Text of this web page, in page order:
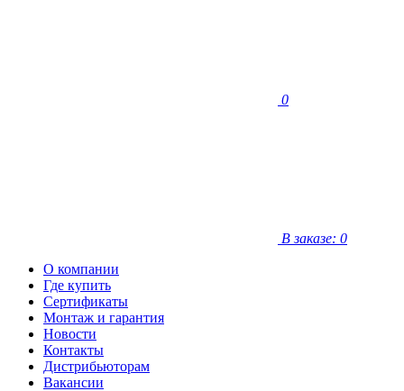
0
В заказе: 0
О компании
Где купить
Сертификаты
Монтаж и гарантия
Новости
Контакты
Дистрибьюторам
Вакансии